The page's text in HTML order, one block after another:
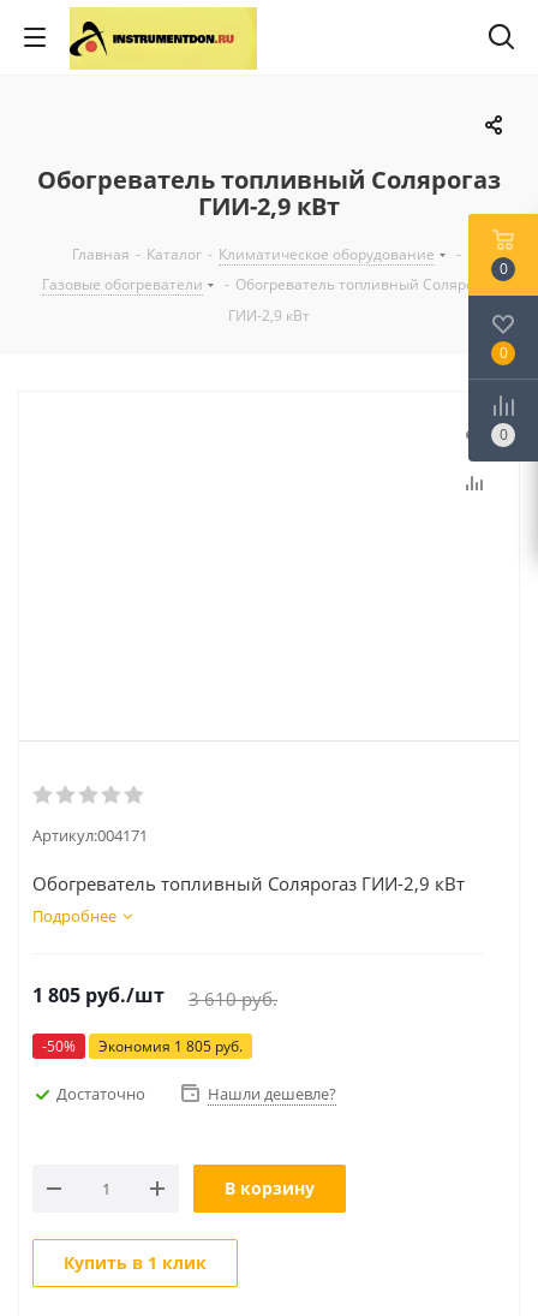
Обогреватель топливный Солярогаз
ГИИ-2,9 кВт
Главная - Каталог - Климатическое оборудование
-
Газовые обогреватели
- Обогреватель топливный Солярогаз
ГИИ-2,9 кВт
Артикул:004171
Обогреватель топливный Солярогаз ГИИ-2,9 кВт
Подробнее
1 805 руб./шт 3 610руб.
-50% Экономия 1 805 руб.
Достаточно Нашли дешевле?
В корзину
Купить в 1 клик
0
0
0